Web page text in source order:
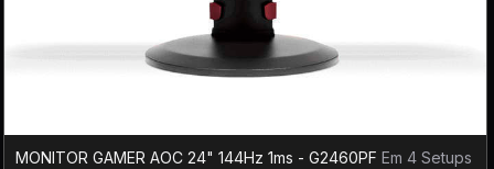
MONITOR GAMER AOC 24" 144Hz 1ms - G2460PF Em 4 Setups